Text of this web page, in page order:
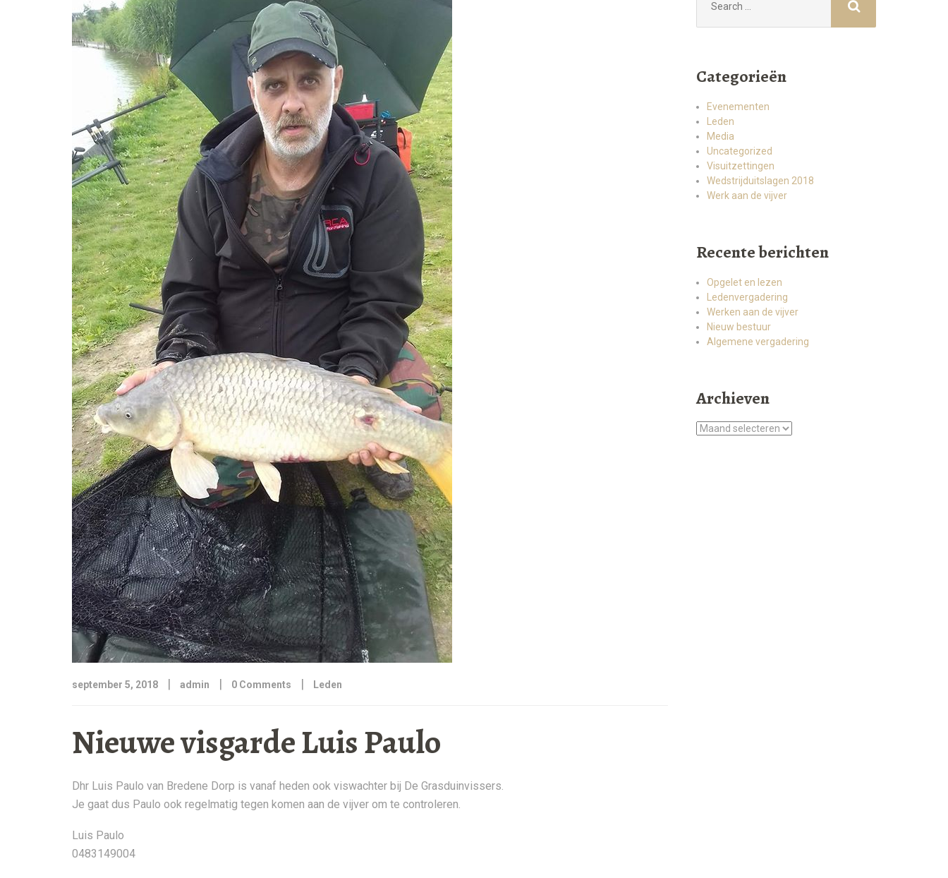
september 5, 2018 | admin | 0 Comments | Leden
Nieuwe visgarde Luis Paulo
Dhr Luis Paulo van Bredene Dorp is vanaf heden ook viswachter bij De Grasduinvissers.
Je gaat dus Paulo ook regelmatig tegen komen aan de vijver om te controleren.
Luis Paulo
0483149004
for:
Categorieën
Evenementen
Leden
Media
Uncategorized
Visuitzettingen
Wedstrijduitslagen 2018
Werk aan de vijver
Recente berichten
Opgelet en lezen
Ledenvergadering
Werken aan de vijver
Nieuw bestuur
Algemene vergadering
Archieven
Archieven